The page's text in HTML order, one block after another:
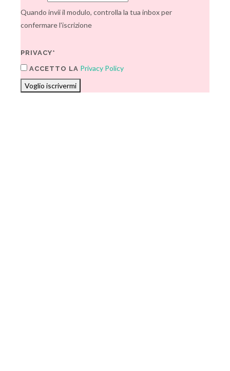
Quando invii il modulo, controlla la tua inbox per
confermare l'iscrizione
PRIVACY*
ACCETTO LA Privacy Policy
Voglio iscrivermi